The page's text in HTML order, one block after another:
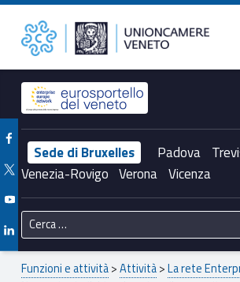
208849-2022 – Unioncamere del Veneto Unioncamere
Header info sidebar
Sede di Bruxelles Padova
Venezia-Rovigo Verona Vicenza
Facebook Unioncamere Veneto
Twitter Unioncamere Veneto
Youtube Unioncamere Veneto
Linkedin Unioncamere Veneto
Ricerca per:
Breadcrumbs navigation
Funzioni e attività>Attività>La rete